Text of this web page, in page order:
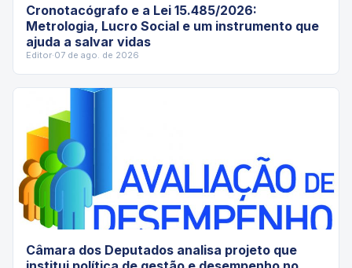
Cronotacógrafo e a Lei 15.485/2026:
Metrologia, Lucro Social e um instrumento que
ajuda a salvar vidas
Editor·07 de ago. de 2026
Câmara dos Deputados analisa projeto que